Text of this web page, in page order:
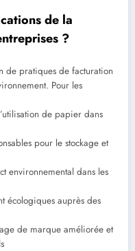
de la
?
de pratiques de facturation
Pour les
de papier dans
pour le stockage et
environnemental dans les
écologiques auprès des
de marque améliorée et